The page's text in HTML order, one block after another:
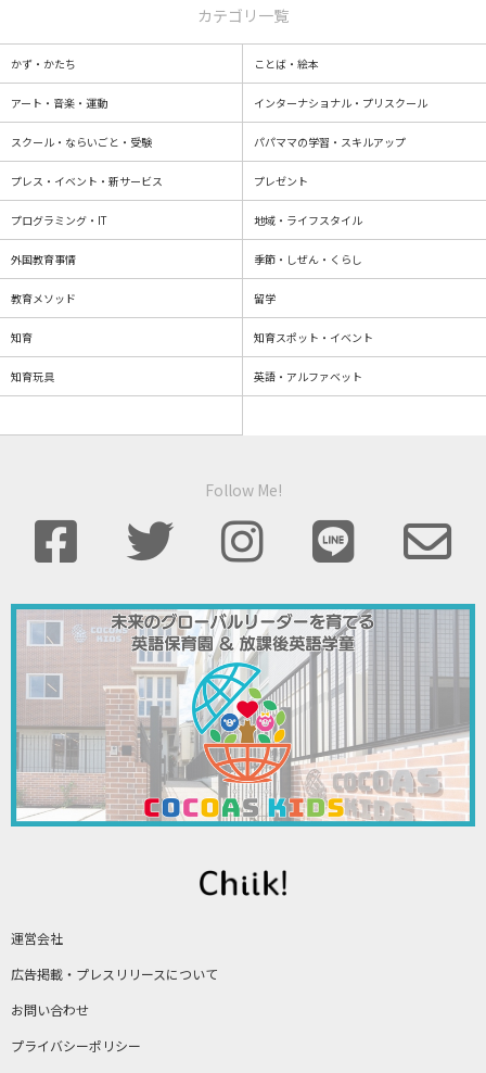
運営会社
広告掲載・プレスリリースについて
お問い合わせ
プライバシーポリシー
カテゴリ一覧
かず・かたち ことば・絵本
アート・音楽・運動 インターナショナル・プリスクール
スクール・ならいごと・受験 パパママの学習・スキルアップ
プレス・イベント・新サービス プレゼント
プログラミング・IT 地域・ライフスタイル
外国教育事情 季節・しぜん・くらし
教育メソッド 留学
知育 知育スポット・イベント
知育玩具 英語・アルファベット
Follow Me!